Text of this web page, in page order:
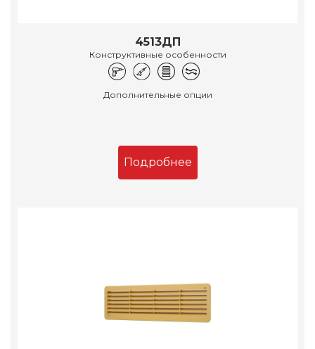
4513ДП
Конструктивные особенности
Дополнительные опции
Подробнее